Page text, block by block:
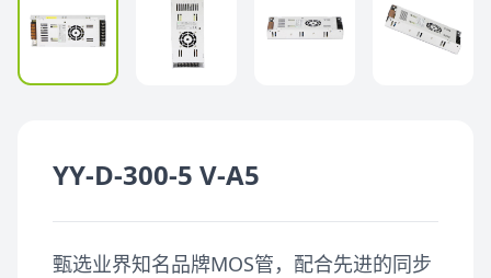
YY-D-300-5 V-A5
甄选业界知名品牌MOS管，配合先进的同步